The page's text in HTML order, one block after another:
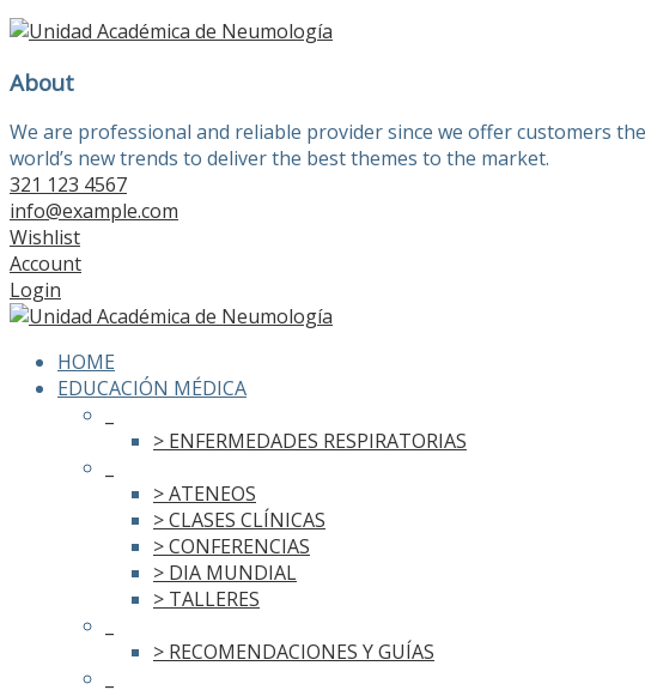
About
We are professional and reliable provider since we offer customers
world’s new trends to deliver the best themes to the market.
321 123 4567
info@example.com
Wishlist
Account
Login
HOME
EDUCACIÓN MÉDICA
> ENFERMEDADES RESPIRATORIAS
> ATENEOS
> CLASES CLÍNICAS
> CONFERENCIAS
> DIA MUNDIAL
> TALLERES
> RECOMENDACIONES Y GUÍAS